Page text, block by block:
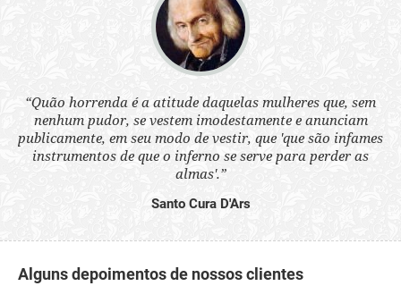
“Quão horrenda é a atitude daquelas mulheres que, sem
nenhum pudor, se vestem imodestamente e anunciam
publicamente, em seu modo de vestir, que 'que são infames
instrumentos de que o inferno se serve para perder as
almas'.”
Santo Cura D'Ars
Alguns depoimentos de nossos clientes